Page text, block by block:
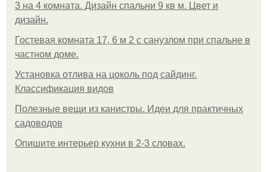
3 на 4 комната. Дизайн спальни 9 кв м. Цвет и
дизайн.
Гостевая комната 17, 6 м 2 с санузлом при спальне в
частном доме.
Установка отлива на цоколь под сайдинг.
Классификация видов
Полезные вещи из канистры. Идеи для практичных
садоводов
Опишите интерьер кухни в 2-3 словах.